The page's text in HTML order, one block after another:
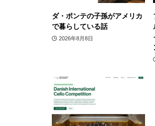
ダ・ポンテの子孫がアメリカ
で暮らしている話
2026年8月8日